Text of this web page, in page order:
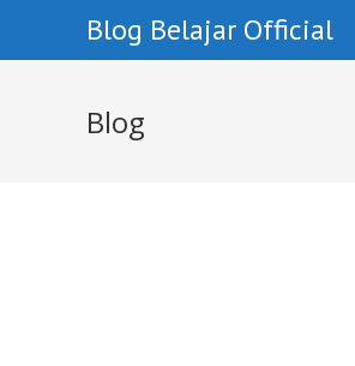
Blog Belajar Official
Blog